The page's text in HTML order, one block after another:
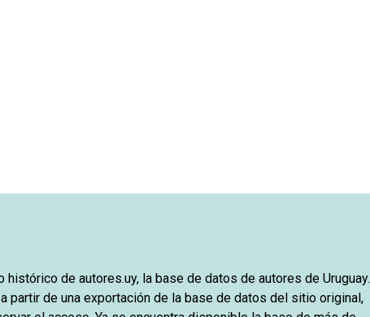
histórico de autores.uy, la base de datos de autores de Uruguay.
partir de una exportación de la base de datos del sitio original,